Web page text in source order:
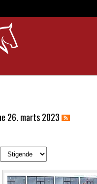
26. marts 2023